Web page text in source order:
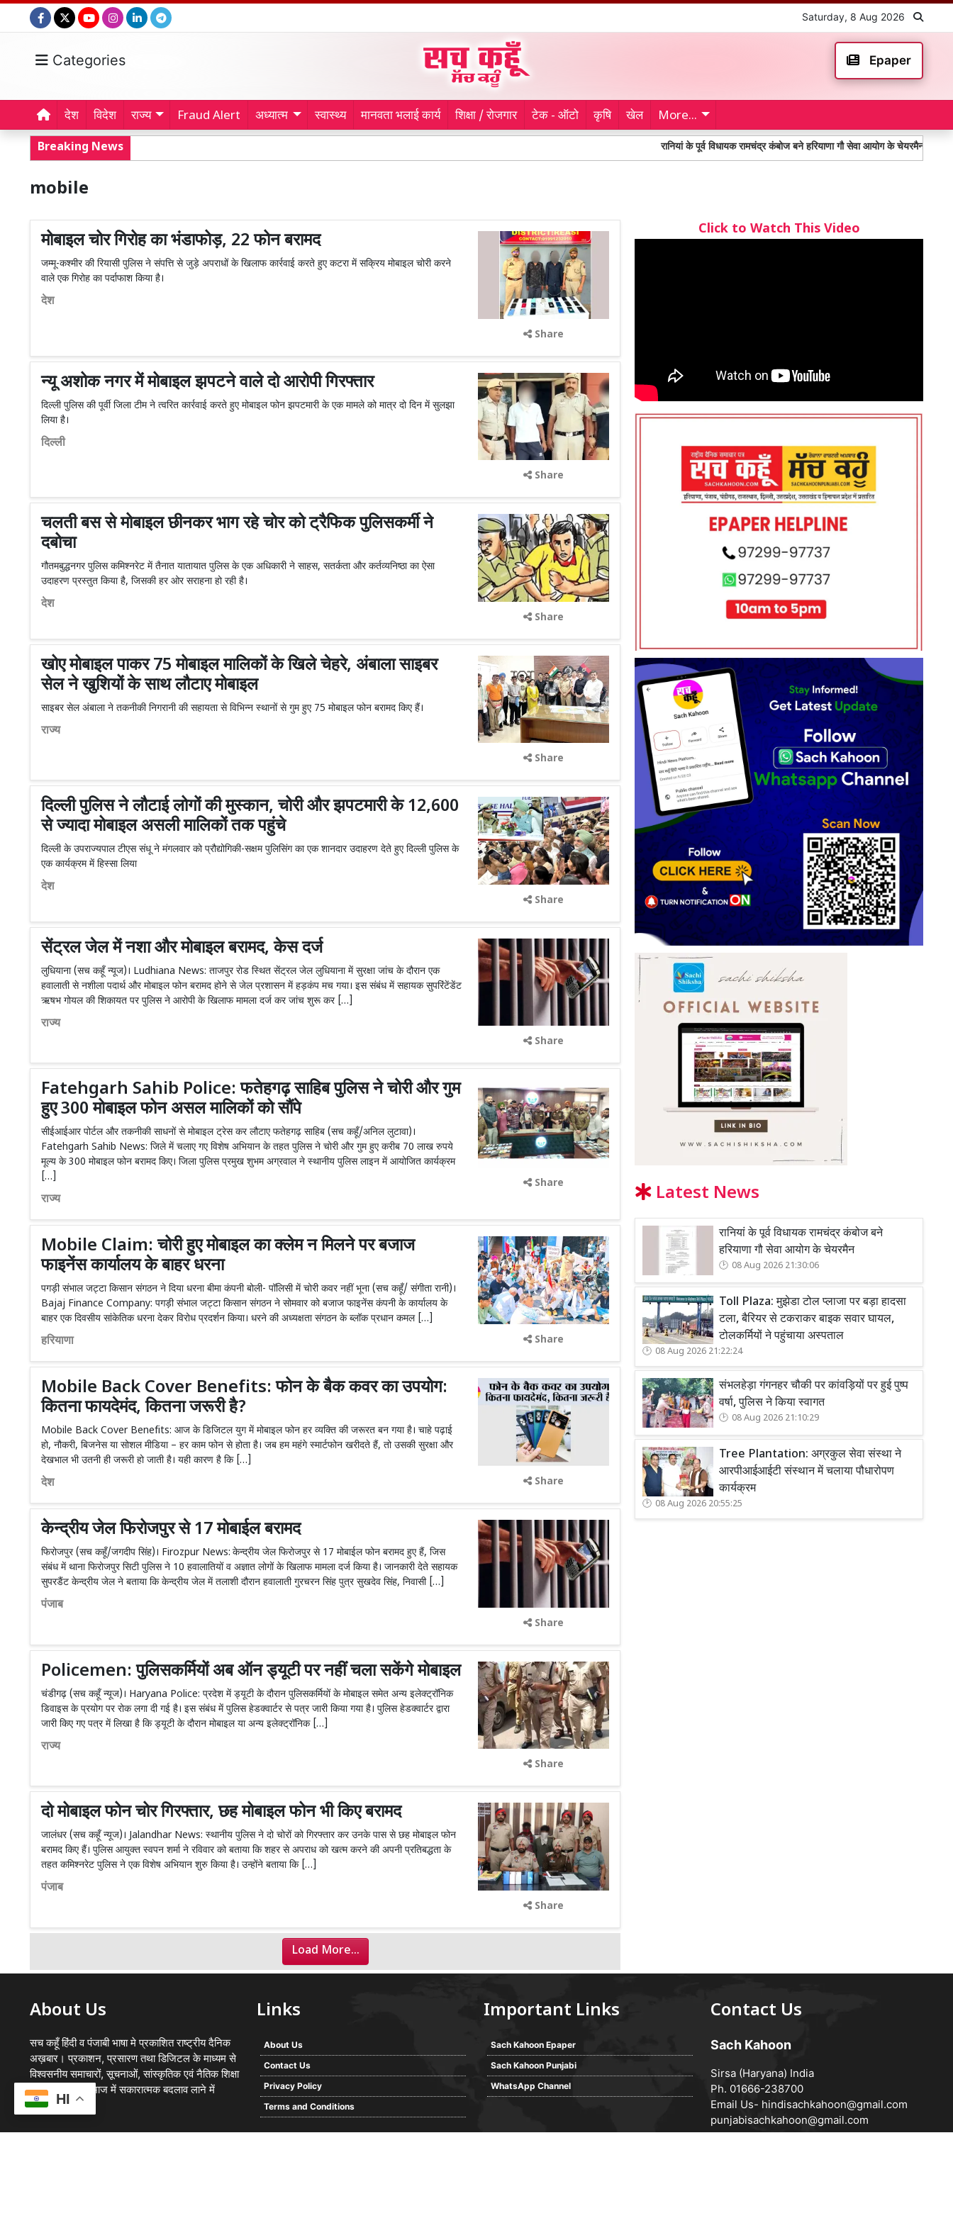
Saturday, 8 Aug 2026
Categories Epaper
देश विदेश राज्य Fraud Alert अध्यात्म स्वास्थ्य मानवता भलाई कार्य शिक्षा / रोजगार टेक - ऑटो कृषि खेल More...
Breaking News रानियां के पूर्व विधायक रामचंद्र कंबोज बने हरियाणा गौ सेवा आयोग के चेयरमैन Toll
mobile
मोबाइल चोर गिरोह का भंडाफोड़, 22 फोन बरामद
जम्मू-कश्मीर की रियासी पुलिस ने संपत्ति से जुड़े अपराधों के खिलाफ कार्रवाई करते हुए कटरा में सक्रिय मोबाइल चोरी करने
वाले एक गिरोह का पर्दाफाश किया है।
देश
Share
न्यू अशोक नगर में मोबाइल झपटने वाले दो आरोपी गिरफ्तार
दिल्ली पुलिस की पूर्वी जिला टीम ने त्वरित कार्रवाई करते हुए मोबाइल फोन झपटमारी के एक मामले को मात्र दो दिन में सुलझा
लिया है।
दिल्ली
Share
चलती बस से मोबाइल छीनकर भाग रहे चोर को ट्रैफिक पुलिसकर्मी ने
दबोचा
गौतमबुद्धनगर पुलिस कमिश्नरेट में तैनात यातायात पुलिस के एक अधिकारी ने साहस, सतर्कता और कर्तव्यनिष्ठा का ऐसा
उदाहरण प्रस्तुत किया है, जिसकी हर ओर सराहना हो रही है।
देश
Share
खोए मोबाइल पाकर 75 मोबाइल मालिकों के खिले चेहरे, अंबाला साइबर
सेल ने खुशियों के साथ लौटाए मोबाइल
साइबर सेल अंबाला ने तकनीकी निगरानी की सहायता से विभिन्न स्थानों से गुम हुए 75 मोबाइल फोन बरामद किए हैं।
राज्य
Share
दिल्ली पुलिस ने लौटाई लोगों की मुस्कान, चोरी और झपटमारी के 12,600
से ज्यादा मोबाइल असली मालिकों तक पहुंचे
दिल्ली के उपराज्यपाल टीएस संधू ने मंगलवार को प्रौद्योगिकी-सक्षम पुलिसिंग का एक शानदार उदाहरण देते हुए दिल्ली पुलिस के
एक कार्यक्रम में हिस्सा लिया
देश
Share
सेंट्रल जेल में नशा और मोबाइल बरामद, केस दर्ज
लुधियाना (सच कहूँ न्यूज)। Ludhiana News: ताजपुर रोड स्थित सेंट्रल जेल लुधियाना में सुरक्षा जांच के दौरान एक
हवालाती से नशीला पदार्थ और मोबाइल फोन बरामद होने से जेल प्रशासन में हड़कंप मच गया। इस संबंध में सहायक सुपरिंटेंडेंट
ऋषभ गोयल की शिकायत पर पुलिस ने आरोपी के खिलाफ मामला दर्ज कर जांच शुरू कर […]
राज्य
Share
Fatehgarh Sahib Police: फतेहगढ़ साहिब पुलिस ने चोरी और गुम
हुए 300 मोबाइल फोन असल मालिकों को सौंपे
सीईआईआर पोर्टल और तकनीकी साधनों से मोबाइल ट्रेस कर लौटाए फतेहगढ़ साहिब (सच कहूँ/अनिल लुटावा)।
Fatehgarh Sahib News: जिले में चलाए गए विशेष अभियान के तहत पुलिस ने चोरी और गुम हुए करीब 70 लाख रुपये
मूल्य के 300 मोबाइल फोन बरामद किए। जिला पुलिस प्रमुख शुभम अग्रवाल ने स्थानीय पुलिस लाइन में आयोजित कार्यक्रम
[…]
राज्य
Share
Mobile Claim: चोरी हुए मोबाइल का क्लेम न मिलने पर बजाज
फाइनेंस कार्यालय के बाहर धरना
पगड़ी संभाल जट्टा किसान संगठन ने दिया धरना बीमा कंपनी बोली- पॉलिसी में चोरी कवर नहीं भूना (सच कहूँ/ संगीता रानी)।
Bajaj Finance Company: पगड़ी संभाल जट्टा किसान संगठन ने सोमवार को बजाज फाइनेंस कंपनी के कार्यालय के
बाहर एक दिवसीय सांकेतिक धरना देकर विरोध प्रदर्शन किया। धरने की अध्यक्षता संगठन के ब्लॉक प्रधान कमल […]
हरियाणा Share
Mobile Back Cover Benefits: फोन के बैक कवर का उपयोग:
कितना फायदेमंद, कितना जरूरी है?
Mobile Back Cover Benefits: आज के डिजिटल युग में मोबाइल फोन हर व्यक्ति की जरूरत बन गया है। चाहे पढ़ाई
हो, नौकरी, बिजनेस या सोशल मीडिया – हर काम फोन से होता है। जब हम महंगे स्मार्टफोन खरीदते हैं, तो उसकी सुरक्षा और
देखभाल भी उतनी ही जरूरी हो जाती है। यही कारण है कि […]
देश Share
केन्द्रीय जेल फिरोजपुर से 17 मोबाईल बरामद
फिरोजपुर (सच कहूँ/जगदीप सिंह)। Firozpur News: केन्द्रीय जेल फिरोजपुर से 17 मोबाईल फोन बरामद हुए हैं, जिस
संबंध में थाना फिरोजपुर सिटी पुलिस ने 10 हवालातियों व अज्ञात लोगों के खिलाफ मामला दर्ज किया है। जानकारी देते सहायक
सुपरडैंट केन्द्रीय जेल ने बताया कि केन्द्रीय जेल में तलाशी दौरान हवालाती गुरचरन सिंह पुत्र सुखदेव सिंह, निवासी […]
पंजाब
Share
Policemen: पुलिसकर्मियों अब ऑन ड्यूटी पर नहीं चला सकेंगे मोबाइल
चंडीगढ़ (सच कहूँ न्यूज)। Haryana Police: प्रदेश में ड्यूटी के दौरान पुलिसकर्मियों के मोबाइल समेत अन्य इलेक्ट्रॉनिक
डिवाइस के प्रयोग पर रोक लगा दी गई है। इस संबंध में पुलिस हेडक्वार्टर से पत्र जारी किया गया है। पुलिस हेडक्वार्टर द्वारा
जारी किए गए पत्र में लिखा है कि ड्यूटी के दौरान मोबाइल या अन्य इलेक्ट्रॉनिक […]
राज्य
Share
दो मोबाइल फोन चोर गिरफ्तार, छह मोबाइल फोन भी किए बरामद
जालंधर (सच कहूँ न्यूज)। Jalandhar News: स्थानीय पुलिस ने दो चोरों को गिरफ्तार कर उनके पास से छह मोबाइल फोन
बरामद किए हैं। पुलिस आयुक्त स्वपन शर्मा ने रविवार को बताया कि शहर से अपराध को खत्म करने की अपनी प्रतिबद्धता के
तहत कमिश्नरेट पुलिस ने एक विशेष अभियान शुरु किया है। उन्होंने बताया कि […]
पंजाब
Share
Load More...
Click to Watch This Video
Latest News
रानियां के पूर्व विधायक रामचंद्र कंबोज बने
हरियाणा गौ सेवा आयोग के चेयरमैन
08 Aug 2026 21:30:06
Toll Plaza: मुझेडा टोल प्लाजा पर बड़ा हादसा
टला, बैरियर से टकराकर बाइक सवार घायल,
टोलकर्मियों ने पहुंचाया अस्पताल
08 Aug 2026 21:22:24
संभलहेड़ा गंगनहर चौकी पर कांवड़ियों पर हुई पुष्प
वर्षा, पुलिस ने किया स्वागत
08 Aug 2026 21:10:29
Tree Plantation: अग्रकुल सेवा संस्था ने
आरपीआईआईटी संस्थान में चलाया पौधारोपण
कार्यक्रम
08 Aug 2026 20:55:25
About Us
सच कहूँ हिंदी व पंजाबी भाषा मे प्रकाशित राष्ट्रीय दैनिक
अख़बार। प्रकाशन, प्रसारण तथा डिजिटल के माध्यम से
विश्वसनीय समाचारों, सूचनाओं, सांस्कृतिक एवं नैतिक शिक्षा
का प्रसार कर समाज में सकारात्मक बदलाव लाने में
प्रयासरत
Links
About Us
Contact Us
Privacy Policy
Terms and Conditions
Important Links
Sach Kahoon Epaper
Sach Kahoon Punjabi
WhatsApp Channel
Contact Us
Sach Kahoon
Sirsa (Haryana) India
Ph. 01666-238700
Email Us- hindisachkahoon@gmail.com
punjabisachkahoon@gmail.com
HI